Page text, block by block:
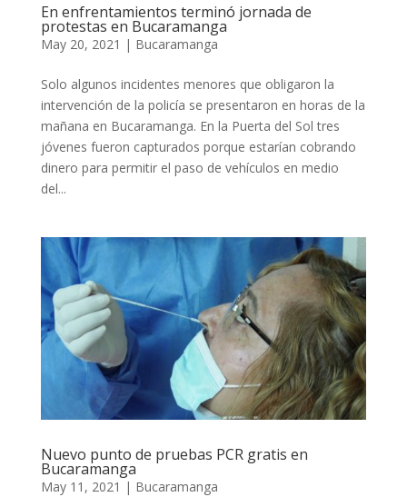
En enfrentamientos terminó jornada de
protestas en Bucaramanga
May 20, 2021 | Bucaramanga
Solo algunos incidentes menores que obligaron la
intervención de la policía se presentaron en horas de la
mañana en Bucaramanga. En la Puerta del Sol tres
jóvenes fueron capturados porque estarían cobrando
dinero para permitir el paso de vehículos en medio
del...
Nuevo punto de pruebas PCR gratis en
Bucaramanga
May 11, 2021 | Bucaramanga